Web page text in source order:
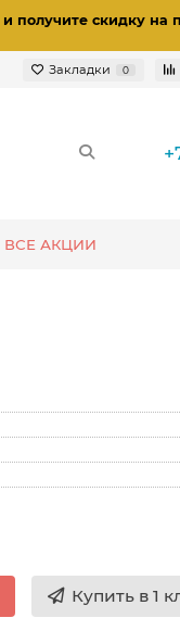
и получите скидку на
Закладки 0
ВСЕ АКЦИИ
Купить в 1